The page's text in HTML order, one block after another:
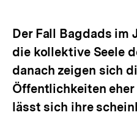
Der Fall Bagdads im
die kollektive Seele
danach zeigen sich
Öffentlichkeiten
lässt sich ihre